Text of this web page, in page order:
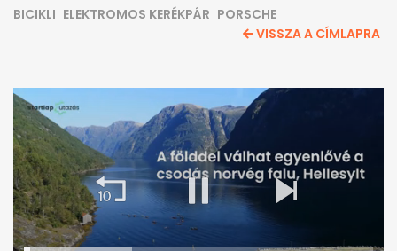
BICIKLI ELEKTROMOS KERÉKPÁR PORSCHE
VISSZA A CÍMLAPRA